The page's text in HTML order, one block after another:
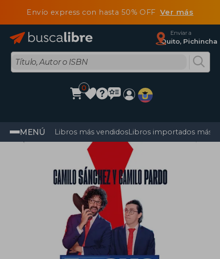
Envío express con hasta 50% OFF Ver más
Enviar a
Quito, Pichincha
0
MENÚ Libros más vendidosLibros importados más